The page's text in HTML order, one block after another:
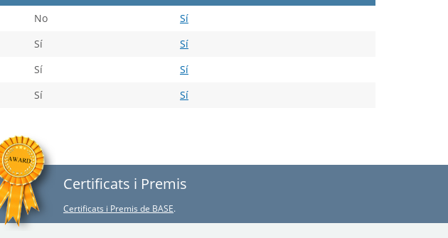
No
Sí
Sí
Sí
Sí
Sí
Sí Sí
Certificats i Premis
Certificats i Premis de BASE.